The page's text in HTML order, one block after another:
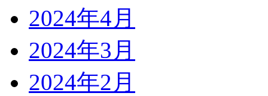
2024年4月
2024年3月
2024年2月